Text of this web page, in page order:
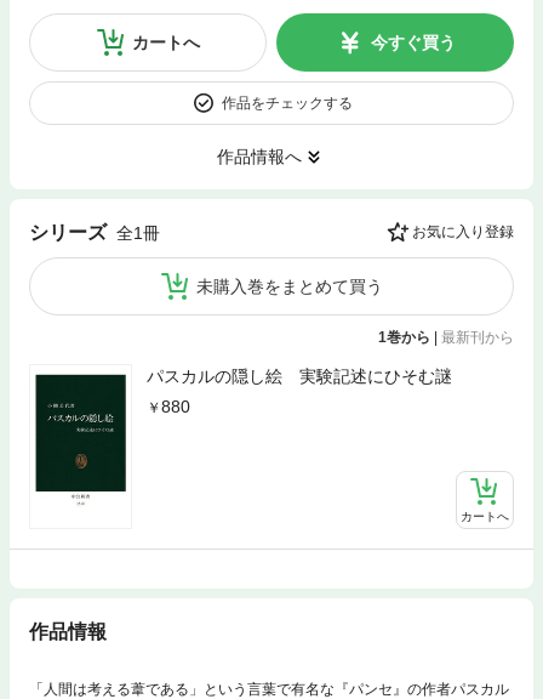
カートへ 今すぐ買う
作品をチェックする
作品情報へ
シリーズ 全1冊 お気に入り登録
未購入巻をまとめて買う
1巻から 最新刊から
パスカルの隠し絵 実験記述にひそむ謎
880
カートへ
作品情報
「人間は考える葦である」という言葉で有名な『パンセ』の作者パスカル